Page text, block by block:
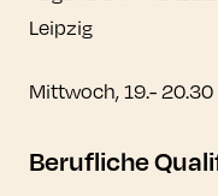
Leipzig
Mittwoch, 19.-
Berufliche